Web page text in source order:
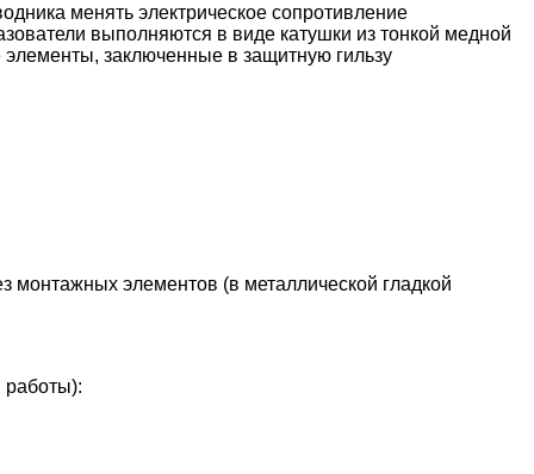
менять электрическое сопротивление
выполняются в виде катушки из тонкой медной
элементы, заключенные в защитную гильзу
монтажных элементов (в металлической гладкой
работы):